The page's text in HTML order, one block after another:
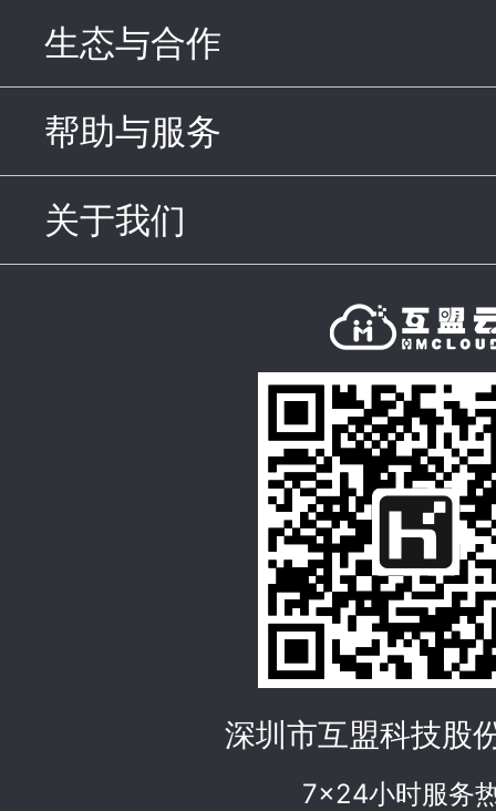
生态与合作
帮助与服务
关于我们
深圳市互盟科技股
7x24小时服务